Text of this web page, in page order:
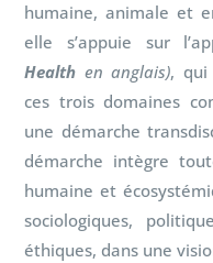
humaine, animale et
elle s’appuie sur
Health en anglais), qui
ces trois domaines
une démarche
démarche intègre
humaine et
sociologiques,
éthiques, dans une